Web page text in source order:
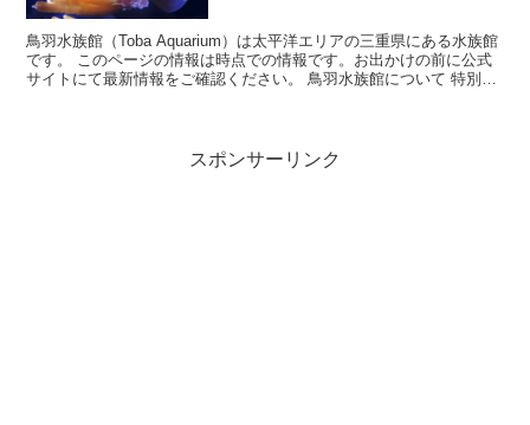
鳥羽水族館（Toba Aquarium）は太平洋エリアの三重県にある水族館
です。 このページの情報は時点での情報です。お出かけの前に公式
サイトにて最新情報をご確認ください。 鳥羽水族館について 特別展
スポンサーリンク